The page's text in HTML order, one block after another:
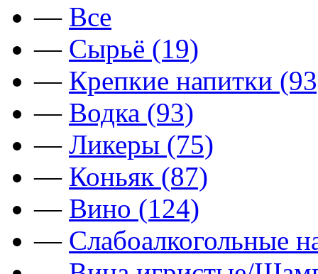
— Все
— Сырьё (19)
— Крепкие напитки
— Водка (93)
— Ликеры (75)
— Коньяк (87)
— Вино (124)
— Слабоалкогольные